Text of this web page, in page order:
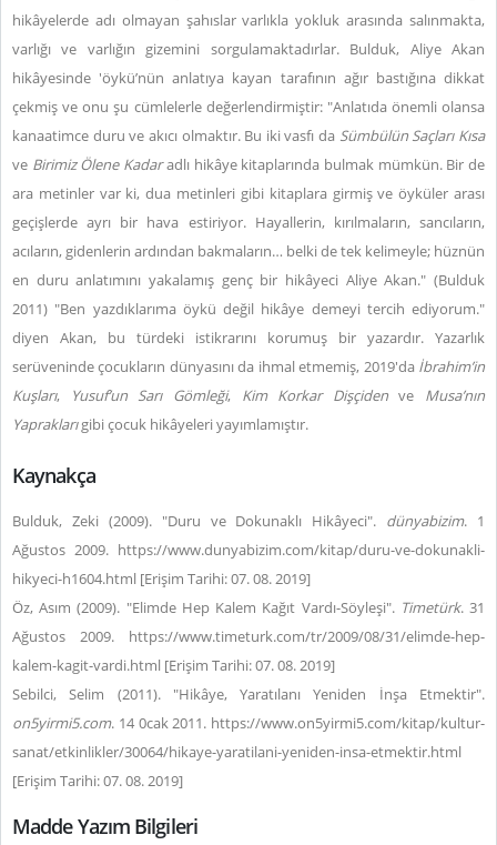
hikâyelerde adı olmayan şahıslar varlıkla yokluk arasında salınmakta,
varlığı ve varlığın gizemini sorgulamaktadırlar. Bulduk, Aliye Akan
hikâyesinde 'öykü’nün anlatıya kayan tarafının ağır bastığına dikkat
çekmiş ve onu şu cümlelerle değerlendirmiştir: "Anlatıda önemli olansa
kanaatimce duru ve akıcı olmaktır. Bu iki vasfı da Sümbülün Saçları Kısa
ve Birimiz Ölene Kadaradlı hikâye kitaplarında bulmak mümkün. Bir de
ara metinler var ki, dua metinleri gibi kitaplara girmiş ve öyküler arası
geçişlerde ayrı bir hava estiriyor. Hayallerin, kırılmaların, sancıların,
acıların, gidenlerin ardından bakmaların… belki de tek kelimeyle; hüznün
en duru anlatımını yakalamış genç bir hikâyeci Aliye Akan." (Bulduk
2011) "Ben yazdıklarıma öykü değil hikâye demeyi tercih ediyorum."
diyen Akan, bu türdeki istikrarını korumuş bir yazardır. Yazarlık
serüveninde çocukların dünyasını da ihmal etmemiş, 2019'da İbrahim’in
Kuşları, Yusuf’un Sarı Gömleği, Kim Korkar Dişçidenve Musa’nın
Yapraklarıgibi çocuk hikâyeleri yayımlamıştır.
Kaynakça
Bulduk, Zeki (2009). "Duru ve Dokunaklı Hikâyeci". dünyabizim. 1
Ağustos 2009. https://www.dunyabizim.com/kitap/duru-ve-dokunakli-
hikyeci-h1604.html [Erişim Tarihi: 07. 08. 2019]
Öz, Asım (2009). "Elimde Hep Kalem Kağıt Vardı-Söyleşi". Timetürk. 31
Ağustos 2009. https://www.timeturk.com/tr/2009/08/31/elimde-hep-
kalem-kagit-vardi.html [Erişim Tarihi: 07. 08. 2019]
Sebilci, Selim (2011). "Hikâye, Yaratılanı Yeniden İnşa Etmektir".
on5yirmi5.com. 14 0cak 2011. https://www.on5yirmi5.com/kitap/kultur-
sanat/etkinlikler/30064/hikaye-yaratilani-yeniden-insa-etmektir.html
[Erişim Tarihi: 07. 08. 2019]
Madde Yazım Bilgileri